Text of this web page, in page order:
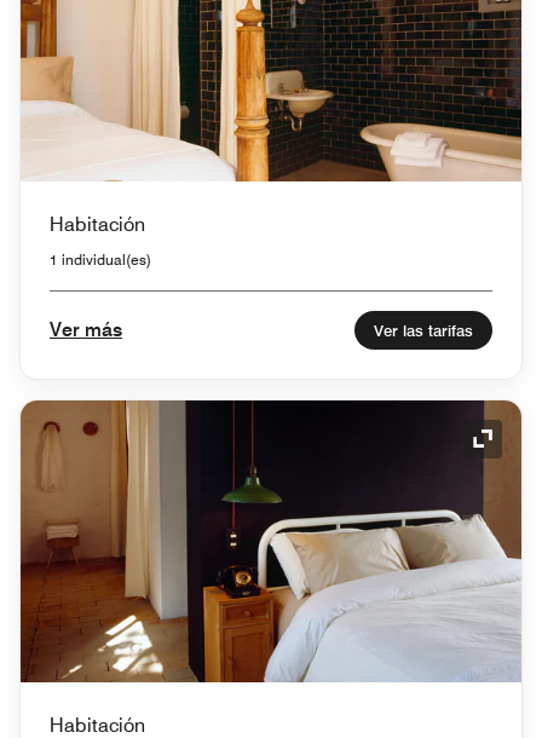
Habitación
1 individual(es)
Ver más Ver las tarifas
Icono
Habitación